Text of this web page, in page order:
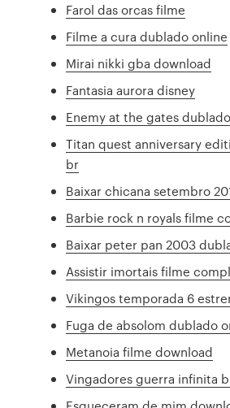
Farol das orcas filme
Filme a cura dublado online
Mirai nikki gba download
Fantasia aurora disney
Enemy at the gates
Titan quest anniversary
br
Baixar chicana setembro
Barbie rock n royals filme
Baixar peter pan 2003
Assistir imortais filme
Vikingos temporada 6
Fuga de absolom dublado
Metanoia filme download
Vingadores guerra infinita